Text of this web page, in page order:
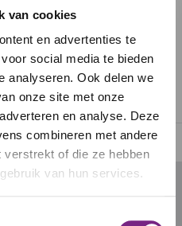
van cookies
en advertenties te
social media te bieden
analyseren. Ook delen we
onze site met onze
en analyse. Deze
combineren met andere
verstrekt of die ze hebben
van hun services.
UITZENDKRACHT
OVER STUDENTALENT